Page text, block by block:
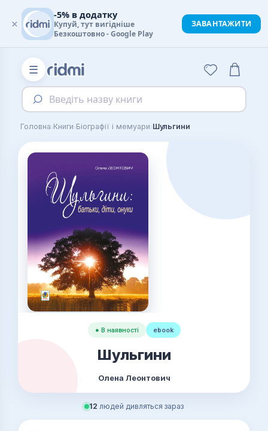
☰
Введіть назву книги
Головна›Книги›Біографії і мемуари›Шульгини
● В наявності ebook
Шульгини
Олена Леонтович
12 людей дивляться зараз
×
-5% в додатку
Купуй, тут вигідніше
Безкоштовно - Google Play
ЗАВАНТАЖИТИ